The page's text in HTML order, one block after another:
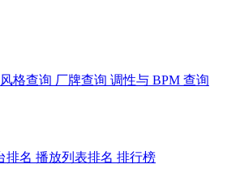
风格查询 厂牌查询 调性与 BPM 查询
排名 播放列表排名 排行榜